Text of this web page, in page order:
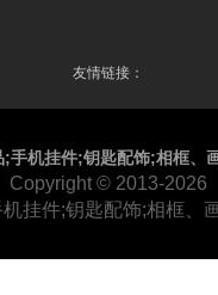
友情链接：
手机挂件;钥匙配饰;相框、
Copyright © 2013-2026
挂件;钥匙配饰;相框、